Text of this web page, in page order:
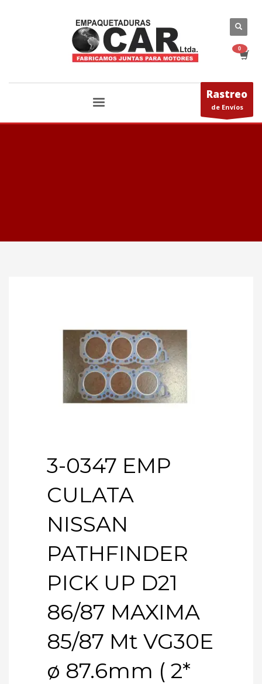
Rastreo
de Envíos
3-0347 EMP
CULATA
NISSAN
PATHFINDER
PICK UP D21
86/87 MAXIMA
85/87 Mt VG30E
ø 87.6mm ( 2*